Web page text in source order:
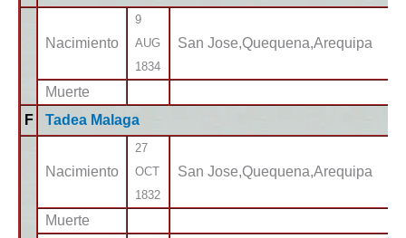
Nacimiento
9
AUG
1834
San Jose,Quequena,Arequipa
Muerte
F
Tadea Malaga
Nacimiento
27
OCT
1832
San Jose,Quequena,Arequipa
Muerte